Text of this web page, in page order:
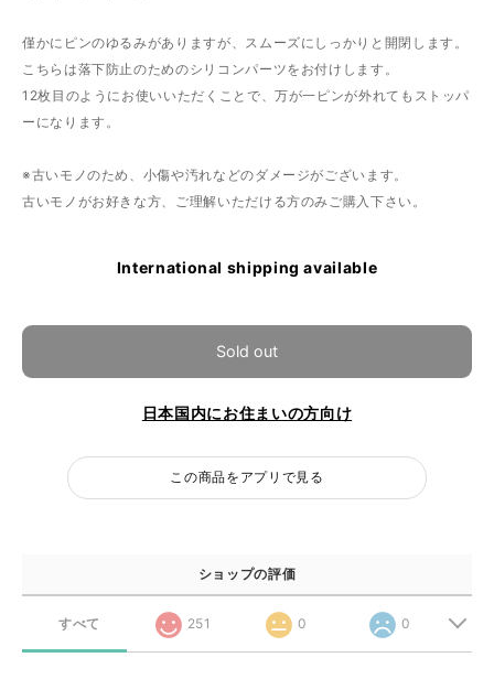
僅かにピンのゆるみがありますが、スムーズにしっかりと開閉します。
こちらは落下防止のためのシリコンパーツをお付けします。
12枚目のようにお使いいただくことで、万が一ピンが外れてもストッパ
ーになります。
※古いモノのため、小傷や汚れなどのダメージがございます。
古いモノがお好きな方、ご理解いただける方のみご購入下さい。
International shipping available
Sold out
日本国内にお住まいの方向け
この商品をアプリで見る
ショップの評価
すべて 251 0 0